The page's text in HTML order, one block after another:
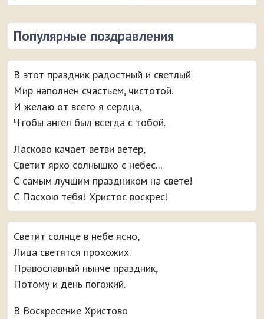
Популярные поздравления
В этот праздник радостный и светлый
Мир наполнен счастьем, чистотой.
И желаю от всего я сердца,
Чтобы ангел был всегда с тобой.
Ласково качает ветви ветер,
Светит ярко солнышко с небес...
С самым лучшим праздником на свете!
С Пасхою тебя! Христос воскрес!
Светит солнце в небе ясно,
Лица светятся прохожих.
Православный нынче праздник,
Потому и день погожий.
В Воскресение Христово